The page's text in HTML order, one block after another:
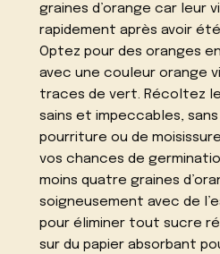
graines d’orange car leur
rapidement après avoir
Optez pour des oranges
avec une couleur orange
traces de vert. Récoltez
sains et impeccables,
pourriture ou de
vos chances de
moins quatre graines
soigneusement avec de
pour éliminer tout sucre
sur du papier absorbant